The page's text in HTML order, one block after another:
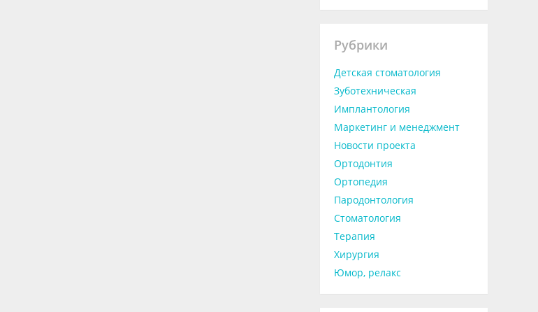
Рубрики
Детская стоматология
Зуботехническая
Имплантология
Маркетинг и менеджмент
Новости проекта
Ортодонтия
Ортопедия
Пародонтология
Стоматология
Терапия
Хирургия
Юмор, релакс